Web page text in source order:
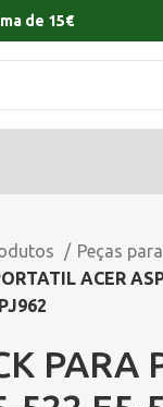
de 15€
Peças
ACER
PARA